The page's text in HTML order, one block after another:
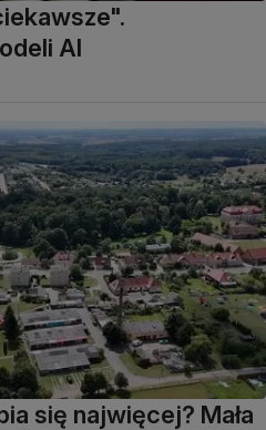
AI
się najwięcej? Mała